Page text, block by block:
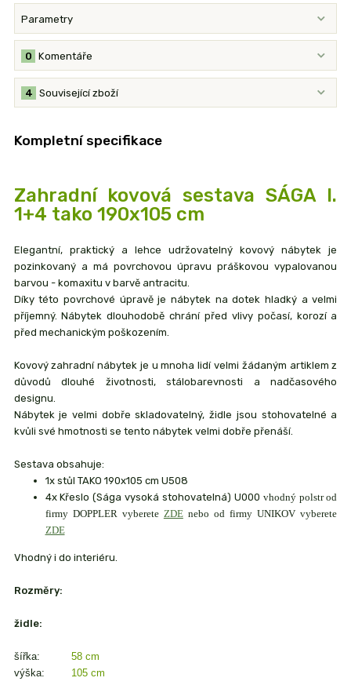
Parametry
Komentáře
0
Související zboží
4
Kompletní specifikace
Zahradní kovová sestava SÁGA I.
1+4 tako 190x105 cm
Elegantní, praktický a lehce udržovatelný kovový nábytek je
pozinkovaný a má povrchovou úpravu práškovou vypalovanou
barvou - komaxitu v barvě antracitu.
Díky této povrchové úpravě je nábytek na dotek hladký a velmi
příjemný. Nábytek dlouhodobě chrání před vlivy počasí, korozí a
před mechanickým poškozením.
Kovový zahradní nábytek je u mnoha lidí velmi žádaným artiklem z
důvodů dlouhé životnosti, stálobarevnosti a nadčasového
designu.
Nábytek je velmi dobře skladovatelný, židle jsou stohovatelné a
kvůli své hmotnosti se tento nábytek velmi dobře přenáší.
Sestava obsahuje:
1x stůl TAKO 190x105 cm U508
4x Křeslo (Sága vysoká stohovatelná) U000 vhodný polstr od
firmy DOPPLER vyberete ZDEnebo od firmy UNIKOV vyberete
ZDE
Vhodný i do interiéru.
Rozměry:
židle:
šířka:
58 cm
výška:
105 cm